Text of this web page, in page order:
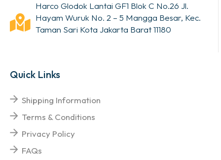
Harco Glodok Lantai GF1 Blok C No.26 Jl.
Hayam Wuruk No. 2 – 5 Mangga Besar, Kec.
Taman Sari Kota Jakarta Barat 11180
Quick Links
Shipping Information
Terms & Conditions
Privacy Policy
FAQs